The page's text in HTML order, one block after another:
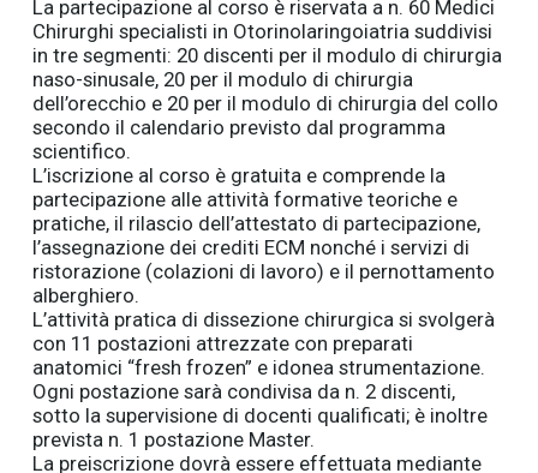
La partecipazione al corso è riservata a n. 60 Medici
Chirurghi specialisti in Otorinolaringoiatria suddivisi
in tre segmenti: 20 discenti per il modulo di chirurgia
naso-sinusale, 20 per il modulo di chirurgia
dell’orecchio e 20 per il modulo di chirurgia del collo
secondo il calendario previsto dal programma
scientifico.
L’iscrizione al corso è gratuita e comprende la
partecipazione alle attività formative teoriche e
pratiche, il rilascio dell’attestato di partecipazione,
l’assegnazione dei crediti ECM nonché i servizi di
ristorazione (colazioni di lavoro) e il pernottamento
alberghiero.
L’attività pratica di dissezione chirurgica si svolgerà
con 11 postazioni attrezzate con preparati
anatomici “fresh frozen” e idonea strumentazione.
Ogni postazione sarà condivisa da n. 2 discenti,
sotto la supervisione di docenti qualificati; è inoltre
prevista n. 1 postazione Master.
La preiscrizione dovrà essere effettuata mediante